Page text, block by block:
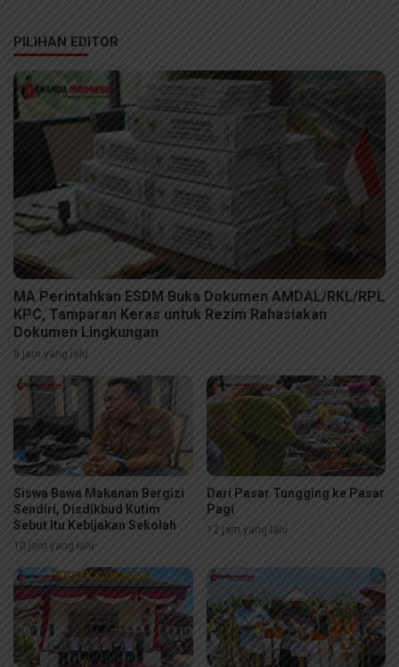
PILIHAN EDITOR
MA Perintahkan ESDM Buka Dokumen AMDAL/RKL/RPL
KPC, Tamparan Keras untuk Rezim Rahasiakan
Dokumen Lingkungan
8 jam yang lalu
Siswa Bawa Makanan Bergizi
Sendiri, Disdikbud Kutim
Sebut Itu Kebijakan Sekolah
10 jam yang lalu
Dari Pasar Tungging ke Pasar
Pagi
12 jam yang lalu